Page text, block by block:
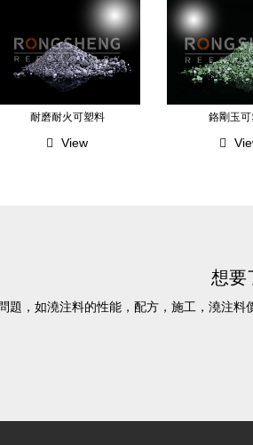
耐磨耐火可塑料
View
鉻剛玉
想要
，如澆注料的性能，配方，施工，澆